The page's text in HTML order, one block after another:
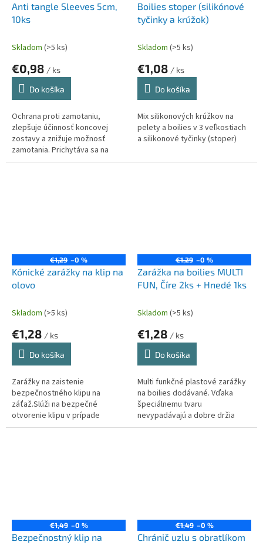
Anti tangle Sleeves 5cm,
10ks
Skladom (>5 ks)
€0,98 / ks
Do košíka
Ochrana proti zamotaniu,
zlepšuje účinnosť koncovej
zostavy a znižuje možnosť
zamotania. Prichytáva sa na
očko obratlíka a zabraňuje
Boilies stoper (silikónové
tyčinky a krúžok)
Skladom (>5 ks)
€1,08 / ks
Do košíka
Mix silikonových krúžkov na
pelety a boilies v 3 veľkostiach
a silikonové tyčinky (stoper)
€1,29 –0 %
Kónické zarážky na klip na
olovo
Skladom (>5 ks)
€1,28 / ks
Do košíka
Zarážky na zaistenie
bezpečnostného klipu na
záťaž.Slúži na bezpečné
otvorenie klipu v prípade
zachytenia na prekážke. Počet
€1,29 –0 %
Zarážka na boilies MULTI
FUN, Číre 2ks + Hnedé 1ks
Skladom (>5 ks)
€1,28 / ks
Do košíka
Multi funkčné plastové zarážky
na boilies dodávané. Vďaka
špeciálnemu tvaru
nevypadávajú a dobre držia
nielen boilies. Použite farbu
€1,49 –0 %
Bezpečnostný klip na
€1,49 –0 %
Chránič uzlu s obratlíkom